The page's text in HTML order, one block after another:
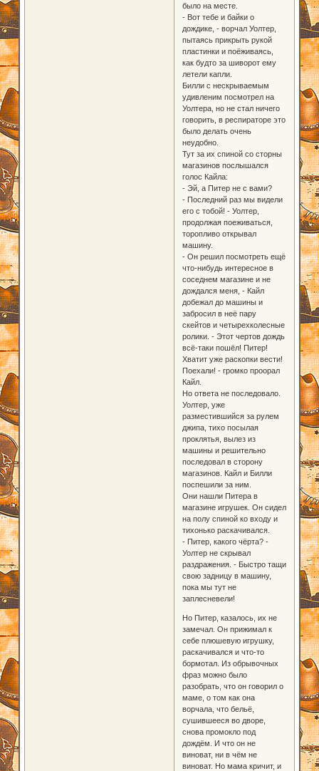
было на месте.
- Вот тебе и байки о
дождике, - ворчал Уолтер,
пытаясь прикрыть рукой
пластинки и поёживаясь,
как будто за шиворот ему
летели капли.
Билли с нескрываемым
удивленим посмотрел на
Уолтера, но не стал ничего
говорить, в респираторе это
было делать очень
неудобно.
Тут за их спиной со сторны
магазинов послышался
голос Кайла:
- Эй, а Питер не с вами?
- Последний раз мы видели
его с тобой! - Уолтер,
продолжая поеживаться,
торопливо открывал
машину.
- Он решил посмотреть ещё
что-нибудь интересное в
соседнем магазине и не
дождался меня, - Кайл
добежал до машины и
забросил в неё пару
скейтов и четырехколесные
ролики. - Этот чертов дождь
всё-таки пошёл! Питер!
Хватит уже раскопки вести!
Поехали! - громко проорал
Кайл.
Но ответа не последовало.
Уолтер, уже
разместившийся за рулем
джипа, тихо посылая
проклятья, вылез из
машины и решительно
последовал в сторону
магазинов. Кайл и Билли
поспешили за ним.
Они нашли Питера в
магазине игрушек. Он сидел
на полу спиной ко входу и
тихонько раскачивался.
- Питер, какого чёрта? -
Уолтер не скрывал
раздражения. - Быстро тащи
свою задницу в машину,
пока мы тут не
заплесневели!
Но Питер, казалось, их не
замечал. Он прижимал к
себе плюшевую игрушку,
раскачивался и что-то
бормотал. Из обрывочных
фраз можно было
разобрать, что он говорил о
маме, о том как она
ворчала, что бельё,
сушившееся во дворе,
снова промокло под
дождём. И что он не
виноват, ни в чём не
виноват. Но мама кричит, и